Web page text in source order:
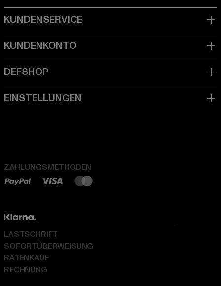
ZAHLUNGSMETHODEN
LASTSCHRIFT
SOFORTÜBERWEISUNG
RATENKAUF
RECHNUNG